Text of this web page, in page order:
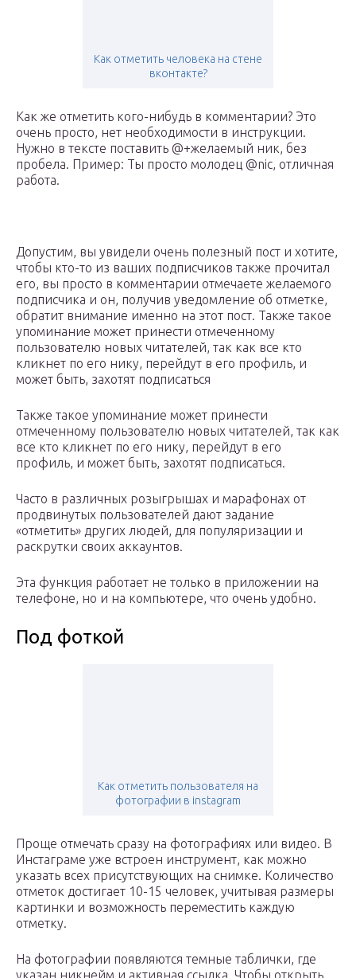
Как отметить человека на стене
вконтакте?
Как же отметить кого-нибудь в комментарии? Это
очень просто, нет необходимости в инструкции.
Нужно в тексте поставить @+желаемый ник, без
пробела. Пример: Ты просто молодец @nic, отличная
работа.
Допустим, вы увидели очень полезный пост и хотите,
чтобы кто-то из ваших подписчиков также прочитал
его, вы просто в комментарии отмечаете желаемого
подписчика и он, получив уведомление об отметке,
обратит внимание именно на этот пост. Также такое
упоминание может принести отмеченному
пользователю новых читателей, так как все кто
кликнет по его нику, перейдут в его профиль, и
может быть, захотят подписаться
Также такое упоминание может принести
отмеченному пользователю новых читателей, так как
все кто кликнет по его нику, перейдут в его
профиль, и может быть, захотят подписаться.
Часто в различных розыгрышах и марафонах от
продвинутых пользователей дают задание
«отметить» других людей, для популяризации и
раскрутки своих аккаунтов.
Эта функция работает не только в приложении на
телефоне, но и на компьютере, что очень удобно.
Под фоткой
Как отметить пользователя на
фотографии в instagram
Проще отмечать сразу на фотографиях или видео. В
Инстаграме уже встроен инструмент, как можно
указать всех присутствующих на снимке. Количество
отметок достигает 10-15 человек, учитывая размеры
картинки и возможность переместить каждую
отметку.
На фотографии появляются темные таблички, где